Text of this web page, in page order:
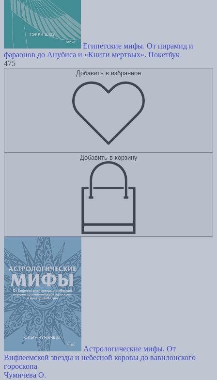
Египетские мифы. От пирамид и
фараонов до Анубиса и «Книги мертвых». Покетбук
475
Добавить в избранное
Добавить в корзину
Астрологические мифы. От
Вифлеемской звезды и небесной коровы до вавилонского
гороскопа
Чумичева О.